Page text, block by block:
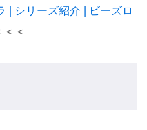
| シリーズ紹介 | ビーズロ
＜＜